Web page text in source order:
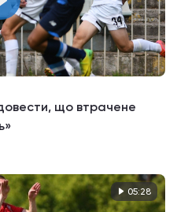
що втрачене
05:28